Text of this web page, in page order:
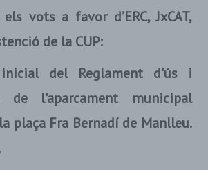
els vots a favor d’ERC, JxCAT,
de la CUP:
del Reglament d'ús i
de l'aparcament municipal
plaça Fra Bernadí de Manlleu.